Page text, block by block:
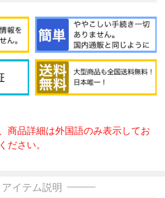
商品詳細は外国語のみ表示してお
ださい。
アイテム説明